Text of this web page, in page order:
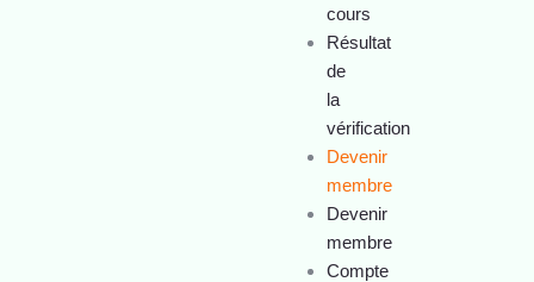
cours
Résultat
de
la
vérification
Devenir
membre
Devenir
membre
Compte